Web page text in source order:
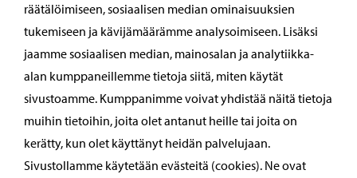
räätälöimiseen, sosiaalisen median ominaisuuksien
tukemiseen ja kävijämäärämme analysoimiseen. Lisäksi
jaamme sosiaalisen median, mainosalan ja analytiikka-
alan kumppaneillemme tietoja siitä, miten käytät
sivustoamme. Kumppanimme voivat yhdistää näitä tietoja
muihin tietoihin, joita olet antanut heille tai joita on
kerätty, kun olet käyttänyt heidän palvelujaan.
Sivustollamme käytetään evästeitä (cookies). Ne ovat